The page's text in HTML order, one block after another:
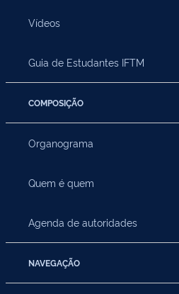
Vídeos
Guia de Estudantes IFTM
COMPOSIÇÃO
Organograma
Quem é quem
Agenda de autoridades
NAVEGAÇÃO